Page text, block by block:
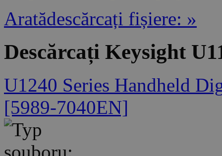
Aratădescărcați fișiere: »
Descărcați Keysight
U1240 Series Handheld
[5989-7040EN]